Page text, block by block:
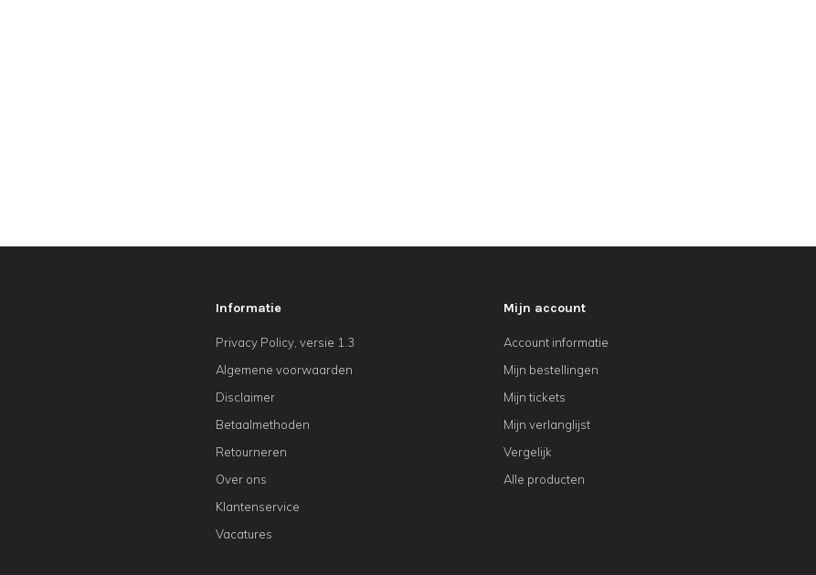
Informatie
Privacy Policy, versie 1.3
Algemene voorwaarden
Disclaimer
Betaalmethoden
Retourneren
Over ons
Klantenservice
Vacatures
Mijn account
Account informatie
Mijn bestellingen
Mijn tickets
Mijn verlanglijst
Vergelijk
Alle producten